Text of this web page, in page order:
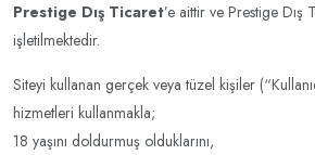
Prestige Dış Ticaret’e aittir ve Prestige Dış
işletilmektedir.
Siteyi kullanan gerçek veya tüzel kişiler
hizmetleri kullanmakla;
18 yaşını doldurmuş olduklarını,